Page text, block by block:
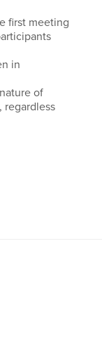
first meeting
in
of
regardless